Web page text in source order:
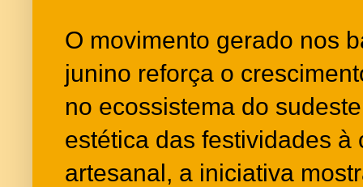
O movimento gerado nos
junino reforça o
no ecossistema do
estética das festividades à
artesanal, a iniciativa